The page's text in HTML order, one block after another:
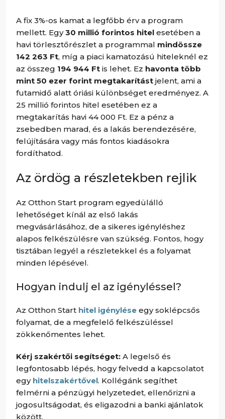
A fix 3%-os kamat a legfőbb érv a program
mellett. Egy30 millió forintos hitel esetében a
havi törlesztőrészlet a programmal mindössze
142 263 Ft, míg a piaci kamatozású hiteleknél ez
az összeg 194 944 Ft is lehet. Ez havonta több
mint 50 ezer forint megtakarítást jelent, ami a
futamidő alatt óriási különbséget eredményez. A
25 millió forintos hitel esetében ez a
megtakarítás havi 44 000 Ft. Ez a pénz a
zsebedben marad, és a lakás berendezésére,
felújítására vagy más fontos kiadásokra
fordíthatod.
Az ördög a részletekben rejlik
Az Otthon Start program egyedülálló
lehetőséget kínál az első lakás
megvásárlásához, de a sikeres igényléshez
alapos felkészülésre van szükség. Fontos, hogy
tisztában legyél a részletekkel és a folyamat
minden lépésével.
Hogyan indulj el az igényléssel?
Az Otthon Start hitel igénylése egy soklépcsős
folyamat, de a megfelelő felkészüléssel
zökkenőmentes lehet.
Kérj szakértői segítséget: A legelső és
legfontosabb lépés, hogy felvedd a kapcsolatot
egy hitelszakértővel. Kollégánk segíthet
felmérni a pénzügyi helyzetedet, ellenőrizni a
jogosultságodat, és eligazodni a banki ajánlatok
között.